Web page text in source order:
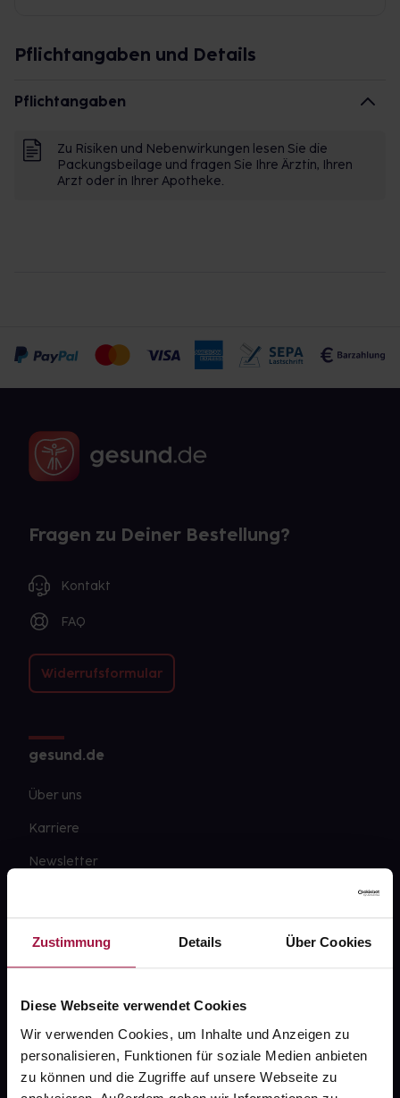
Zustimmung Details Über Cookies
Diese Webseite verwendet Cookies
Wir verwenden Cookies, um Inhalte und Anzeigen zu
personalisieren, Funktionen für soziale Medien anbieten
zu können und die Zugriffe auf unsere Webseite zu
Pflichtangaben und Details
Pflichtangaben
Zu Risiken und Nebenwirkungen lesen Sie die
Packungsbeilage und fragen Sie Ihre Ärztin, Ihren
Arzt oder in Ihrer Apotheke.
Fragen zu Deiner Bestellung?
Kontakt
FAQ
Widerrufsformular
gesund.de
Über uns
Karriere
Newsletter
Datenschutz
AGB
Impressum